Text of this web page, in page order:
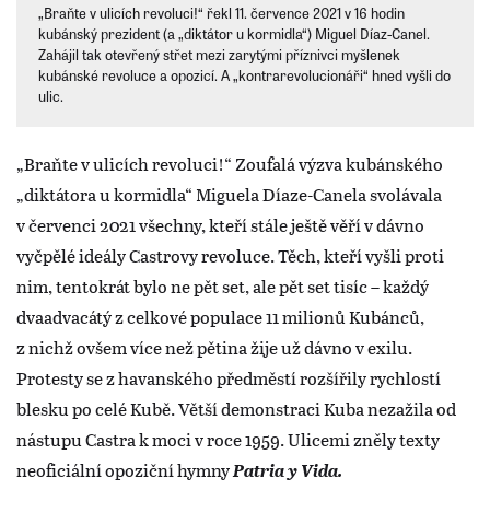
„Braňte v ulicích revoluci!“ řekl 11. července 2021 v 16 hodin
kubánský prezident (a „diktátor u kormidla“) Miguel Díaz-Canel.
Zahájil tak otevřený střet mezi zarytými příznivci myšlenek
kubánské revoluce a opozicí. A „kontrarevolucionáři“ hned vyšli do
ulic.
„Braňte v ulicích revoluci!“ Zoufalá výzva kubánského
„diktátora u kormidla“ Miguela Díaze-Canela svolávala
v červenci 2021 všechny, kteří stále ještě věří v dávno
vyčpělé ideály Castrovy revoluce. Těch, kteří vyšli proti
nim, tentokrát bylo ne pět set, ale pět set tisíc – každý
dvaadvacátý z celkové populace 11 milionů Kubánců,
z nichž ovšem více než pětina žije už dávno v exilu.
Protesty se z havanského předměstí rozšířily rychlostí
blesku po celé Kubě. Větší demonstraci Kuba nezažila od
nástupu Castra k moci v roce 1959. Ulicemi zněly texty
neoficiální opoziční hymnyPatria y Vida.